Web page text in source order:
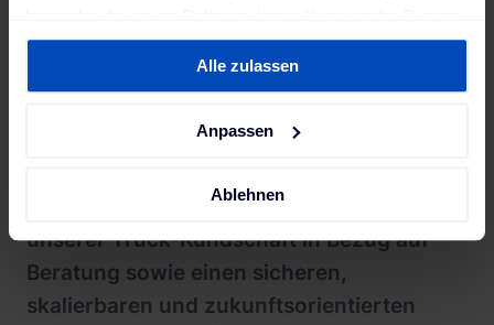
gesammelt haben. Weitere Informationen findest du in
Datenschutzerklärungund unserem
Impressum.
Alle zulassen
Anpassen
Ablehnen
Zusammenarbeit mit unserem
Ladelösungs-Partner The Mobility House
Herausforderung an unseren
andererseits auch die Anforderungen
unserer Truck-Kundschaft in Bezug auf
Beratung sowie einen sicheren,
skalierbaren und zukunftsorientierten